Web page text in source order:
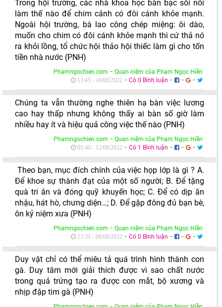
Trong hội trường, các nhà khoa học bàn bạc sôi nổi
làm thế nào để chim cảnh có đôi cánh khỏe mạnh.
Ngoài hội trường, bà lao công chép miệng: ôi dào,
muốn cho chim có đôi cánh khỏe mạnh thì cứ thả nó
ra khỏi lồng, tổ chức hội thảo hội thiếc làm gì cho tốn
tiền nhà nước (PNH)
Phamngochien.com − Quan niệm của Phạm Ngọc Hiền
13:45 - 16/08/2022 − Có 0 Bình luận − − −
Chúng ta vẫn thường nghe thiên hạ bàn việc lương
cao hay thấp nhưng không thấy ai bàn số giờ làm
nhiều hay ít và hiệu quả công việc thế nào (PNH)
Phamngochien.com − Quan niệm của Phạm Ngọc Hiền
01:40 - 12/08/2022 − Có 1 Bình luận − − −
Theo bạn, mục đích chính của việc họp lớp là gì ? A.
Để khoe sự thành đạt của một số người; B. Để tặng
quà tri ân và đóng quỹ khuyến học; C. Để có dịp ăn
nhậu, hát hò, chưng diện…; D. Để gặp đông đủ bạn bè,
ôn kỷ niệm xưa (PNH)
Phamngochien.com − Quan niệm của Phạm Ngọc Hiền
13:31 - 08/08/2022 − Có 0 Bình luận − − −
Duy vật chỉ có thể miêu tả quá trình hình thành con
gà. Duy tâm mới giải thích được vì sao chất nước
trong quả trứng tạo ra được con mắt, bộ xương và
nhịp đập tim gà (PNH)